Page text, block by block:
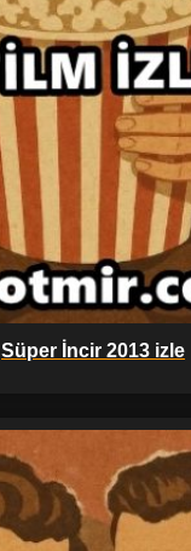
Süper İncir 2013 izle